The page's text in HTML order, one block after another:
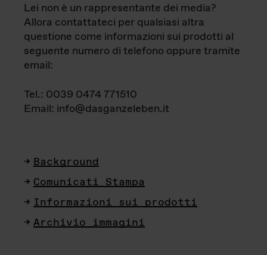
Lei non è un rappresentante dei media?
Allora contattateci per qualsiasi altra
questione come informazioni sui prodotti al
seguente numero di telefono oppure tramite
email:
Tel.: 0039 0474 771510
Email: info@dasganzeleben.it
Background
Comunicati Stampa
Informazioni sui prodotti
Archivio immagini